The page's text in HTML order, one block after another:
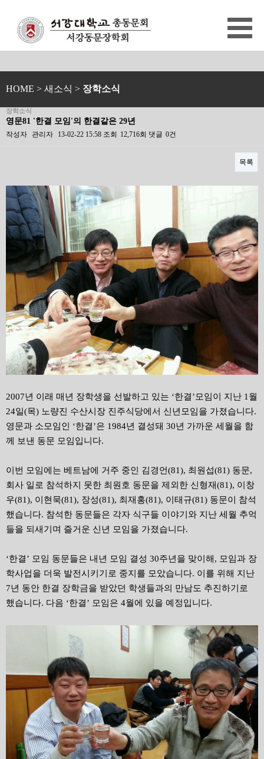
HOME > 새소식 > 장학소식
장학소식
영문81 '한결 모임'의 한결같은 29년
작성자 관리자 13-02-22 15:58 조회 12,716회 댓글 0건
목록
본문
2007년 이래 매년 장학생을 선발하고 있는 ‘한결’모임이 지난 1월
24일(목) 노량진 수산시장 진주식당에서 신년모임을 가졌습니다.
영문과 소모임인 ‘한결’은 1984년 결성돼 30년 가까운 세월을 함
께 보낸 동문 모임입니다.
이번 모임에는 베트남에 거주 중인 김경언(81), 최원섭(81) 동문,
회사 일로 참석하지 못한 최원호 동문을 제외한 신형재(81), 이창
우(81), 이현묵(81), 장성(81), 최재홍(81), 이태규(81) 동문이 참석
했습니다. 참석한 동문들은 각자 식구들 이야기와 지난 세월 추억
들을 되새기며 즐거운 신년 모임을 가졌습니다.
‘한결’ 모임 동문들은 내년 모임 결성 30주년을 맞이해, 모임과 장
학사업을 더욱 발전시키기로 중지를 모았습니다. 이를 위해 지난
7년 동안 한결 장학금을 받았던 학생들과의 만남도 추진하기로
했습니다. 다음 ‘한결’ 모임은 4월에 있을 예정입니다.